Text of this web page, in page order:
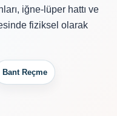
iğne-lüper hattı ve
fiziksel olarak
Bant Reçme